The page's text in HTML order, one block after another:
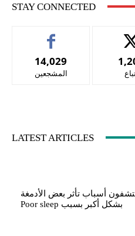
STAY CONNECTED
14,029
المشجعين
LATEST ARTICLES
أسباب تأثر بعض الأدمغة
بشكل أكبر بسبب Poor sleep